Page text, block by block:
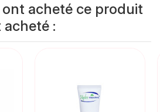
acheté ce produit
: